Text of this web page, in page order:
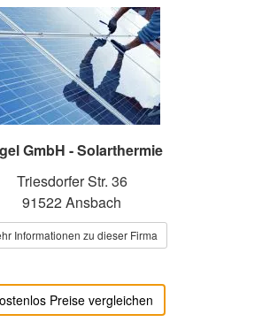
GmbH - Solarthermie
Triesdorfer Str. 36
91522 Ansbach
Informationen zu dieser Firma
Preise vergleichen